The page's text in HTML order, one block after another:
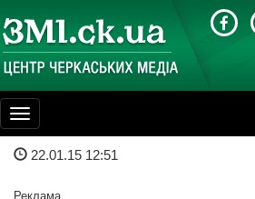
Toggle
navigation
22.01.15 12:51
Реклама